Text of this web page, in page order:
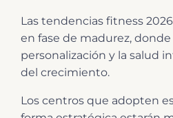
Las tendencias fitness
en fase de madurez,
personalización y la salud
del crecimiento.
Los centros que adopten